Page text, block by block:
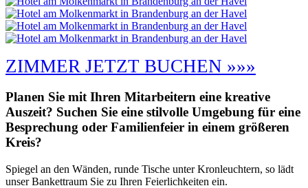
ZIMMER JETZT BUCHEN »»»
Planen Sie mit Ihren Mitarbeitern eine kreative
Auszeit? Suchen Sie eine stilvolle Umgebung für eine
Besprechung oder Familienfeier in einem größeren
Kreis?
Spiegel an den Wänden, runde Tische unter Kronleuchtern, so lädt
unser Bankettraum Sie zu Ihren Feierlichkeiten ein.